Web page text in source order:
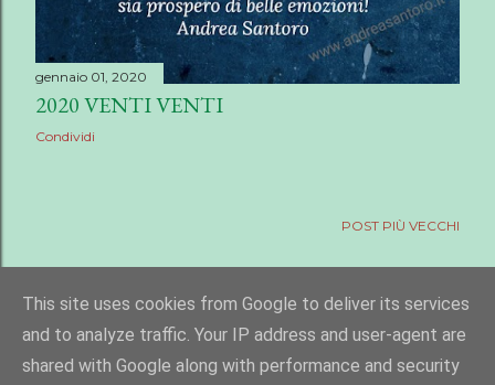
gennaio 01, 2020
2020 VENTI VENTI
Condividi
POST PIÙ VECCHI
Powered by Blogger
This site uses cookies from Google to deliver its services
and to analyze traffic. Your IP address and user-agent are
shared with Google along with performance and security